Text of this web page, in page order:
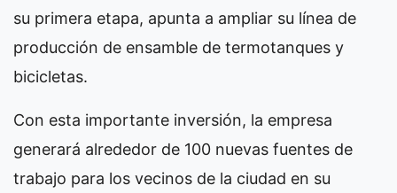
su primera etapa, apunta a ampliar su línea de
producción de ensamble de termotanques y
bicicletas.
Con esta importante inversión, la empresa
generará alrededor de 100 nuevas fuentes de
trabajo para los vecinos de la ciudad en su